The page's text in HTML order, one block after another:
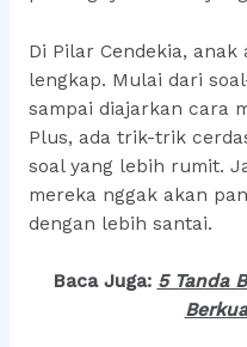
Di Pilar Cendekia,
lengkap. Mulai dari
sampai diajarkan cara
Plus, ada trik-trik
soal yang lebih rumit.
mereka nggak akan
dengan lebih santai.
Baca Juga: 5 Tanda